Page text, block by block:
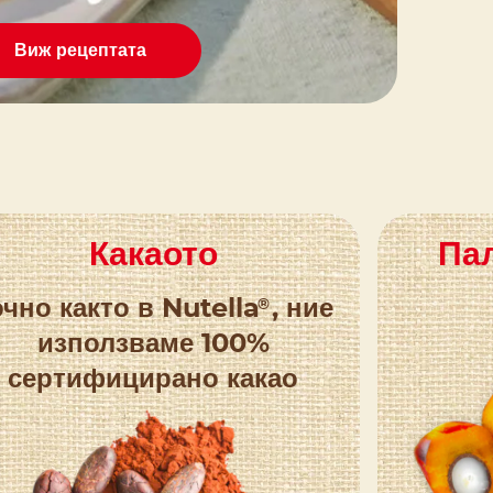
Виж рецептата
Какаото
както в Nutella®, ние
използваме 100%
сертифицирано какао